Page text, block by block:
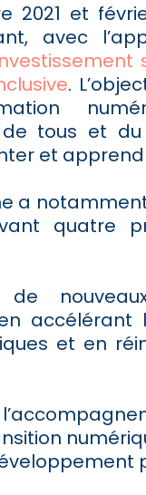
2021 et
avec
.
de tous et
et
a
quatre
de
et en